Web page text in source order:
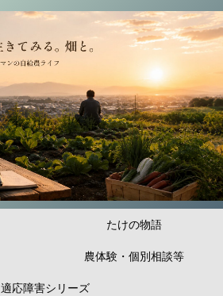
たけの物語
農体験・個別相談等
適応障害シリーズ